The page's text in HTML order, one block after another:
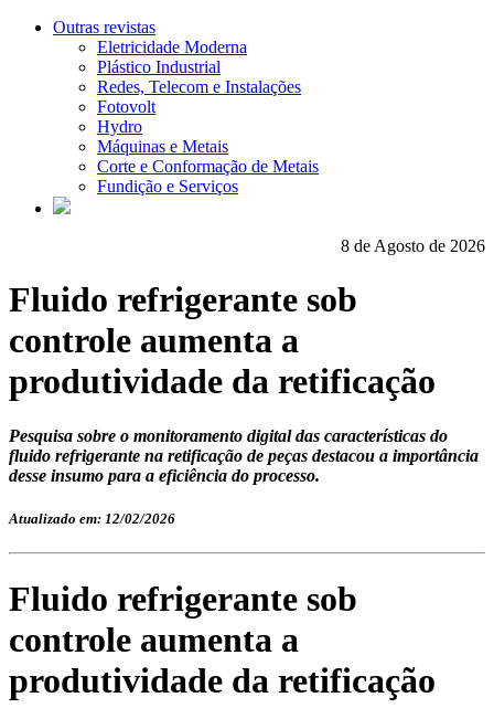
Outras revistas
Eletricidade Moderna
Plástico Industrial
Redes, Telecom e Instalações
Fotovolt
Hydro
Máquinas e Metais
Corte e Conformação de Metais
Fundição e Serviços
8 de Agosto de 2026
Fluido refrigerante sob
controle aumenta a
produtividade da retificação
Pesquisa sobre o monitoramento digital das características do
fluido refrigerante na retificação de peças destacou a importância
desse insumo para a eficiência do processo.
Atualizado em: 12/02/2026
Fluido refrigerante sob
controle aumenta a
produtividade da retificação